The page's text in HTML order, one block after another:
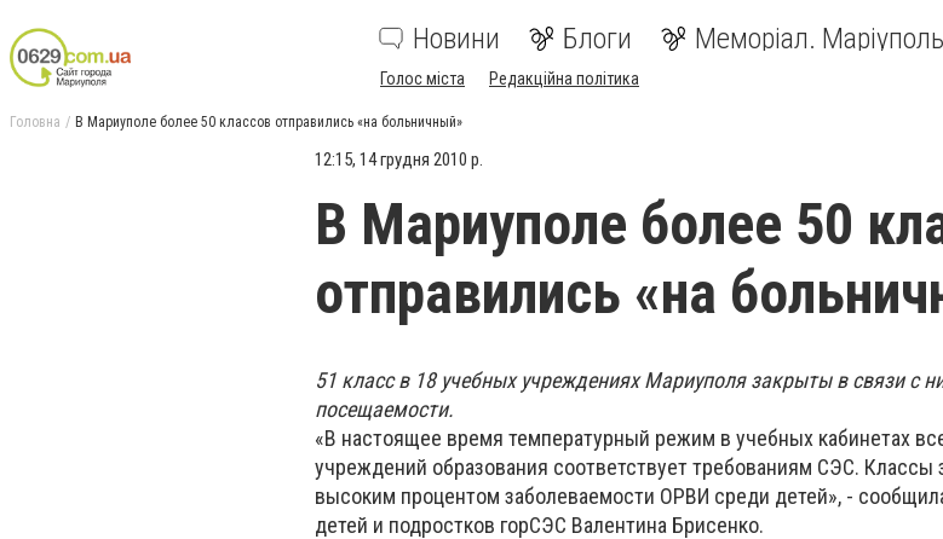
Новини Блоги Меморіал. Маріуполь
Голос міста Редакційна політика
Головна В Мариуполе более 50 классов отправились «на больничный»
12:15, 14 грудня 2010 р.
В Мариуполе более 50
отправились «на
51 класс в 18 учебных учреждениях Мариуполя закрыты в связи с
посещаемости.
«В настоящее время температурный режим в учебных кабинетах
учреждений образования соответствует требованиям СЭС. Классы
высоким процентом заболеваемости ОРВИ среди детей», -
детей и подростков горСЭС Валентина Брисенко.